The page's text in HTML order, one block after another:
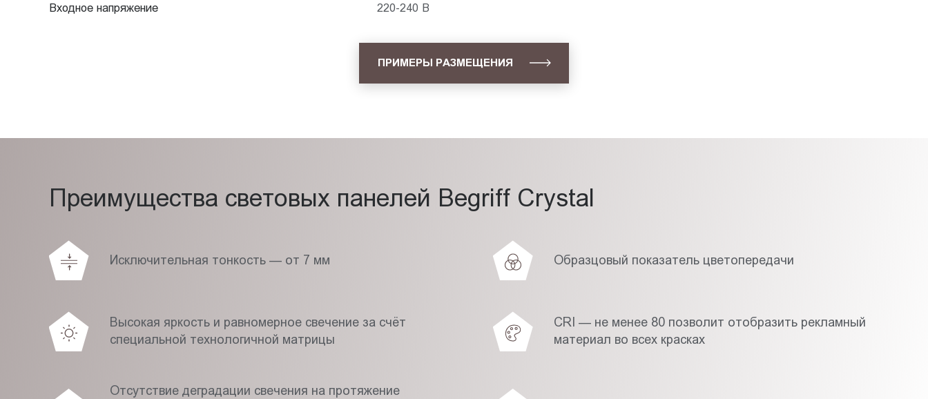
Входное напряжение 220-240 В
ПРИМЕРЫ РАЗМЕЩЕНИЯ
Преимущества световых панелей Begriff Crystal
Исключительная тонкость — от 7 мм Образцовый показатель цветопередачи
Высокая яркость и равномерное свечение за счёт
специальной технологичной матрицы
CRI — не менее 80 позволит отобразить рекламный
материал во всех красках
Отсутствие деградации свечения на протяжение